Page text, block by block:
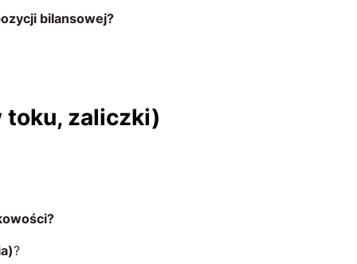
bilansowej?
toku, zaliczki)
?